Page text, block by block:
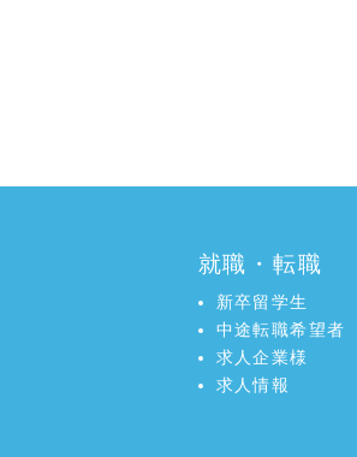
就職・転職
新卒留学生
中途転職希望者
求人企業様
求人情報